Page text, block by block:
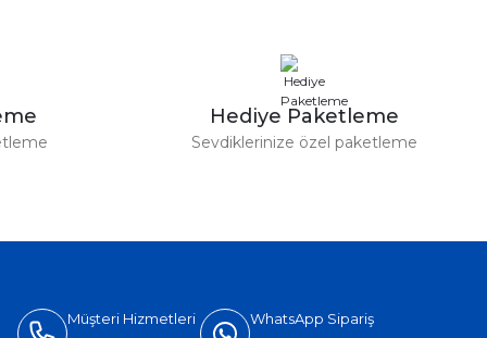
Hediye Paketleme
Sevdiklerinize özel paketleme
Müşteri Hizmetleri WhatsApp Sipariş